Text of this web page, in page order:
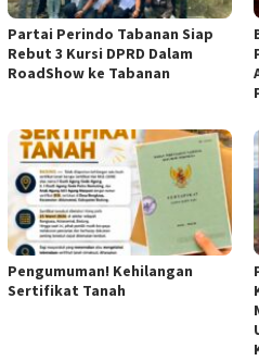
Partai Perindo Tabanan Siap
Rebut 3 Kursi DPRD Dalam
RoadShow ke Tabanan
Pengumuman! Kehilangan
Sertifikat Tanah